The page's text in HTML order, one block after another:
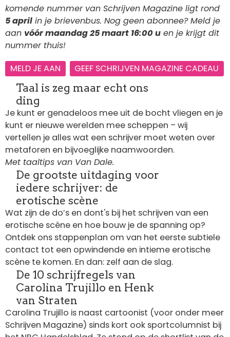
komende nummer van Schrijven Magazine ligt rond
5 april in je brievenbus. Nog geen abonnee? Meld je
aan vóór maandag 25 maart 16:00 u en je krijgt dit
nummer thuis!
MELD JE AAN
GEEF SCHRIJVEN MAGAZINE CADEAU
Taal is zeg maar echt ons
ding
Je kunt er genadeloos mee uit de bocht vliegen en je
kunt er nieuwe werelden mee scheppen – wij
vertellen je alles wat een schrijver moet weten over
metaforen en bijvoeglijke naamwoorden.
Met taaltips van Van Dale.
De grootste uitdaging voor
iedere schrijver: de
erotische scène
Wat zijn de do’s en dont's bij het schrijven van een
erotische scène en hoe bouw je de spanning op?
Ontdek ons stappenplan om van het eerste subtiele
contact tot een opwindende en intieme erotische
scène te komen. En dan: zelf aan de slag.
De 10 schrijfregels van
Carolina Trujillo en Henk
van Straten
Carolina Trujillo is naast cartoonist (voor onder meer
Schrijven Magazine) sinds kort ook sportcolumnist bij